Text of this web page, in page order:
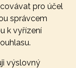
pro účel
správcem
k vyřízení
výslovný